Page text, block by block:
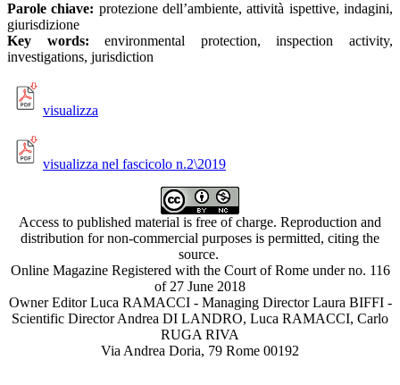
Parole chiave: protezione dell’ambiente, attività ispettive, indagini,
giurisdizione
Key words: environmental protection, inspection activity,
investigations, jurisdiction
visualizza
visualizza nel fascicolo n.2\2019
Access to published material is free of charge. Reproduction and
distribution for non-commercial purposes is permitted, citing the
source.
Online Magazine Registered with the Court of Rome under no. 116
of 27 June 2018
Owner Editor Luca RAMACCI - Managing Director Laura BIFFI -
Scientific Director Andrea DI LANDRO, Luca RAMACCI, Carlo
RUGA RIVA
Via Andrea Doria, 79 Rome 00192